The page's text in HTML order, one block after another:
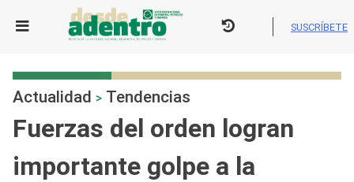
SUSCRÍBETE
Actualidad > Tendencias
Fuerzas del orden logran
importante golpe a la